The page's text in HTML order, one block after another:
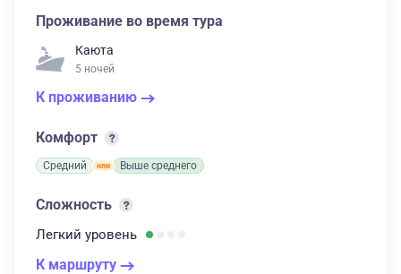
Проживание во время тура
Каюта
5 ночей
К проживанию
Комфорт
Средний Выше среднего
Сложность
Легкий уровень
К маршруту